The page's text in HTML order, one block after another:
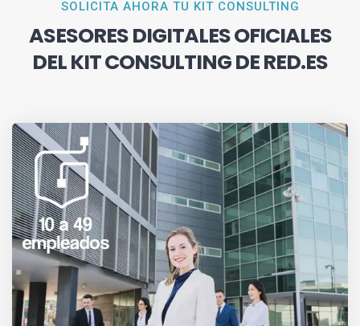
SOLICITA AHORA TU KIT CONSULTING
ASESORES DIGITALES OFICIALES
DEL KIT CONSULTING DE RED.ES